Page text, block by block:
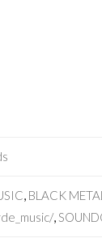
, BLACK METAL
,